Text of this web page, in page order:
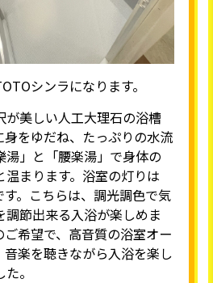
シンラになります。
が美しい人工大理石の浴槽
身をゆだね、たっぷりの水流
湯」と「腰楽湯」で身体の
まります。浴室の灯りは
。こちらは、調光調色で気
節出来る入浴が楽しめま
希望で、高音質の浴室オー
音楽を聴きながら入浴を楽し
。